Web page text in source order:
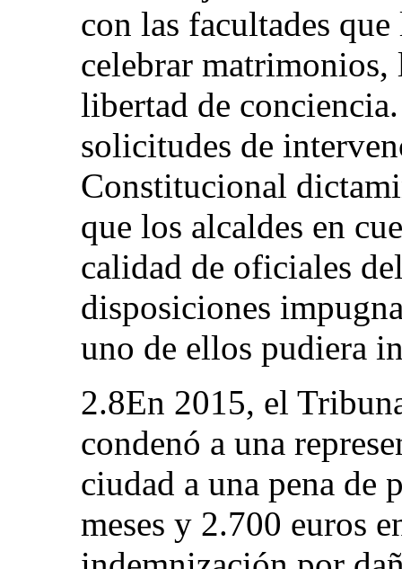
con las facultades
celebrar
libertad de
solicitudes de
Constitucional
que los alcaldes en
calidad de oficiales
disposiciones
uno de ellos pudiera
2.8En 2015, el
condenó a una
ciudad a una pena
meses y 2.700 euros